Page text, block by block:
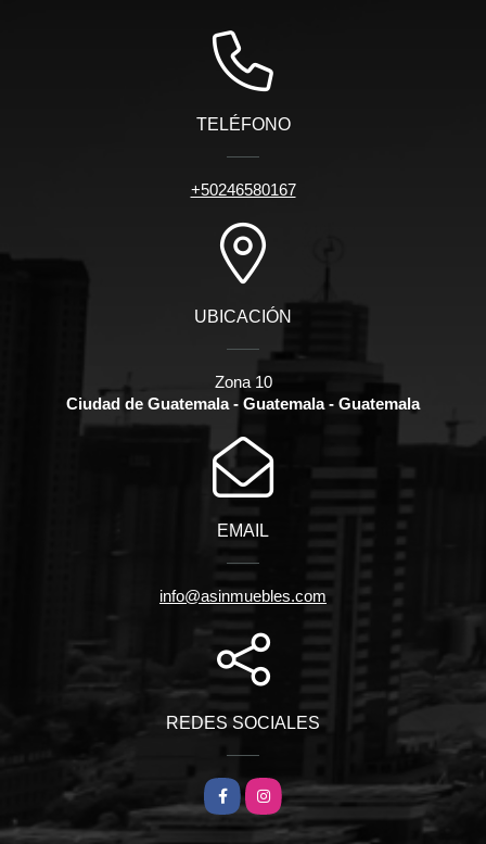
TELÉFONO
+50246580167
UBICACIÓN
Zona 10
Ciudad de Guatemala - Guatemala - Guatemala
EMAIL
info@asinmuebles.com
REDES SOCIALES
FacebookInstagram